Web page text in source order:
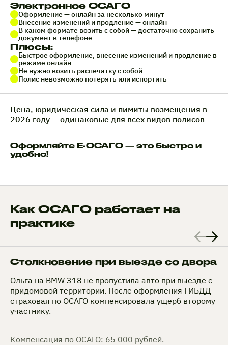
Электронное ОСАГО
Оформление — онлайн за несколько минут
Внесение изменений и продление — онлайн
В каком формате возить с собой — достаточно сохранить
документ в телефоне
Плюсы:
Быстрое оформление, внесение изменений и продление в
режиме онлайн
Не нужно возить распечатку с собой
Полис невозможно потерять или испортить
Цена, юридическая сила и лимиты возмещения в
2026 году — одинаковые для всех видов полисов
Оформляйте Е-ОСАГО — это быстро и
удобно!
Как ОСАГО работает на
практике
Столкновение при выезде со двора
Ольга на BMW 318 не пропустила авто при выезде с
придомовой территории. После оформления ГИБДД
страховая по ОСАГО компенсировала ущерб второму
участнику.
Компенсация по ОСАГО: 65 000 рублей.